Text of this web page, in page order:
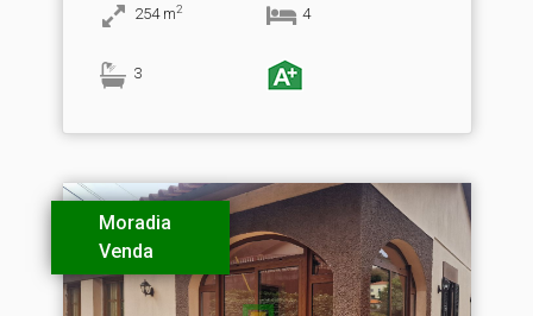
254 m2 4
3
Moradia
Venda